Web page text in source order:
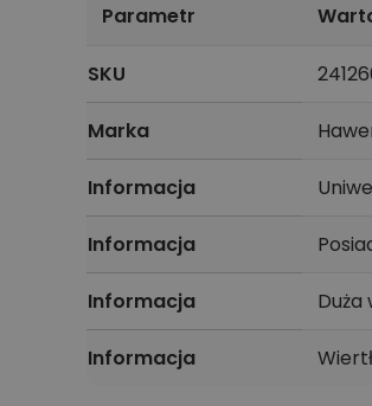
Parametr
SKU
Marka
Informacja
Informacja
Informacja Duża
Informacja